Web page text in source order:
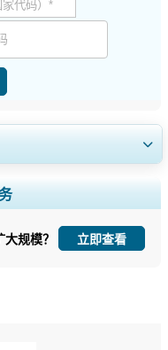
公司简介， 竞争基准分析，
。
规模？ 立即查看